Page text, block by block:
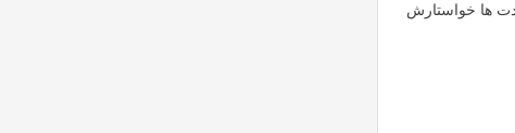
ها خواستارش